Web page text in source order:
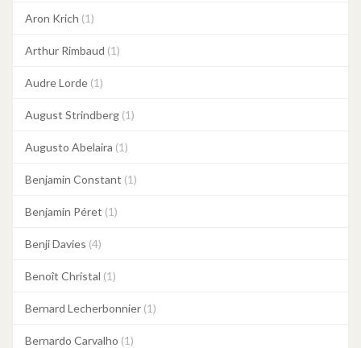
Aron Krich (1)
Arthur Rimbaud (1)
Audre Lorde (1)
August Strindberg (1)
Augusto Abelaira (1)
Benjamin Constant (1)
Benjamin Péret (1)
Benji Davies (4)
Benoît Christal (1)
Bernard Lecherbonnier (1)
Bernardo Carvalho (1)